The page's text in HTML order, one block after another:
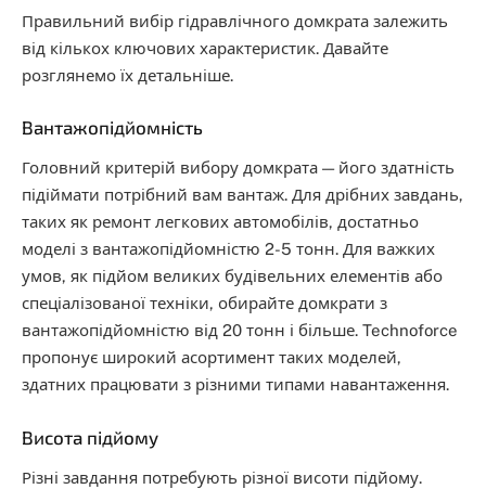
Правильний вибір гідравлічного домкрата залежить
від кількох ключових характеристик. Давайте
розглянемо їх детальніше.
Вантажопідйомність
Головний критерій вибору домкрата — його здатність
підіймати потрібний вам вантаж. Для дрібних завдань,
таких як ремонт легкових автомобілів, достатньо
моделі з вантажопідйомністю 2-5 тонн. Для важких
умов, як підйом великих будівельних елементів або
спеціалізованої техніки, обирайте домкрати з
вантажопідйомністю від 20 тонн і більше. Technoforce
пропонує широкий асортимент таких моделей,
здатних працювати з різними типами навантаження.
Висота підйому
Різні завдання потребують різної висоти підйому.